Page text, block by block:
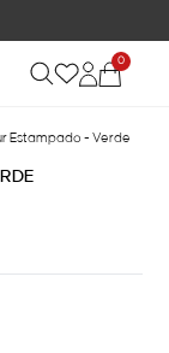
0
Estampado - Verde